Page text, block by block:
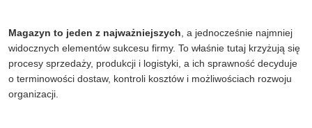
Magazyn to jeden z najważniejszych, a jednocześnie najmniej
widocznych elementów sukcesu firmy. To właśnie tutaj krzyżują się
procesy sprzedaży, produkcji i logistyki, a ich sprawność decyduje
o terminowości dostaw, kontroli kosztów i możliwościach rozwoju
organizacji.